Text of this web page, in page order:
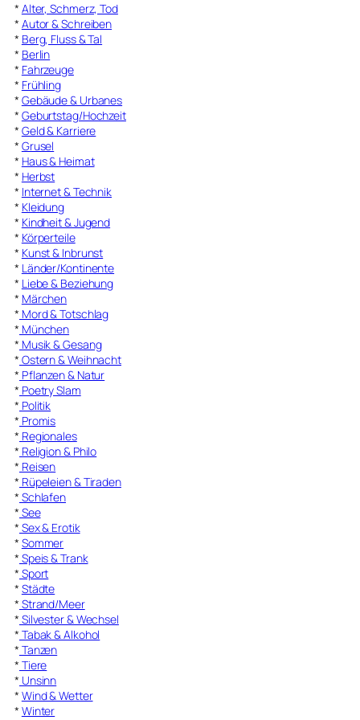
* Alter, Schmerz, Tod
* Autor & Schreiben
* Berg, Fluss & Tal
* Berlin
* Fahrzeuge
* Frühling
* Gebäude & Urbanes
* Geburtstag/Hochzeit
* Geld & Karriere
* Grusel
* Haus & Heimat
* Herbst
* Internet & Technik
* Kleidung
* Kindheit & Jugend
* Körperteile
* Kunst & Inbrunst
* Länder/Kontinente
* Liebe & Beziehung
* Märchen
* Mord & Totschlag
* München
* Musik & Gesang
* Ostern & Weihnacht
* Pflanzen & Natur
* Poetry Slam
* Politik
* Promis
* Regionales
* Religion & Philo
* Reisen
* Rüpeleien & Tiraden
* Schlafen
* See
* Sex & Erotik
* Sommer
* Speis & Trank
* Sport
* Städte
* Strand/Meer
* Silvester & Wechsel
* Tabak & Alkohol
* Tanzen
* Tiere
* Unsinn
* Wind & Wetter
* Winter